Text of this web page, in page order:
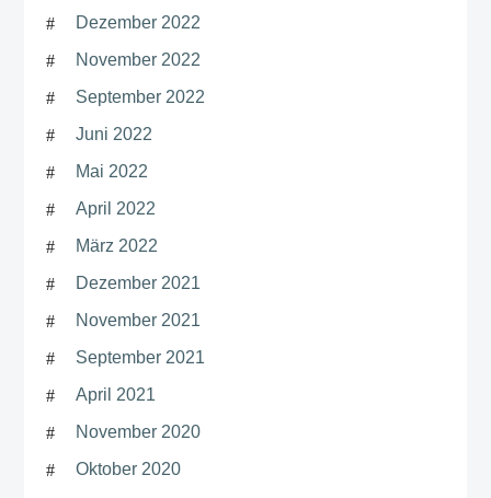
Dezember 2022
November 2022
September 2022
Juni 2022
Mai 2022
April 2022
März 2022
Dezember 2021
November 2021
September 2021
April 2021
November 2020
Oktober 2020